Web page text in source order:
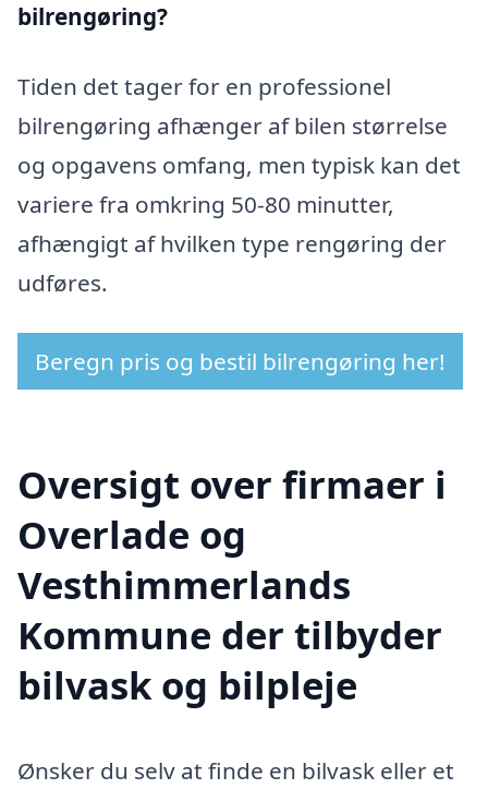
bilrengøring?
Tiden det tager for en professionel
bilrengøring afhænger af bilen størrelse
og opgavens omfang, men typisk kan det
variere fra omkring 50-80 minutter,
afhængigt af hvilken type rengøring der
udføres.
Beregn pris og bestil bilrengøring her!
Oversigt over firmaer i
Overlade og
Vesthimmerlands
Kommune der tilbyder
bilvask og bilpleje
Ønsker du selv at finde en bilvask eller et